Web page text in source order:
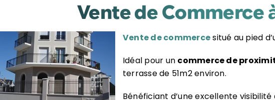
Vente de Commerce
Vente de commercesitué au pied
Idéal pour un commerce de
terrasse de 51m2 environ.
Bénéficiant d’une excellente